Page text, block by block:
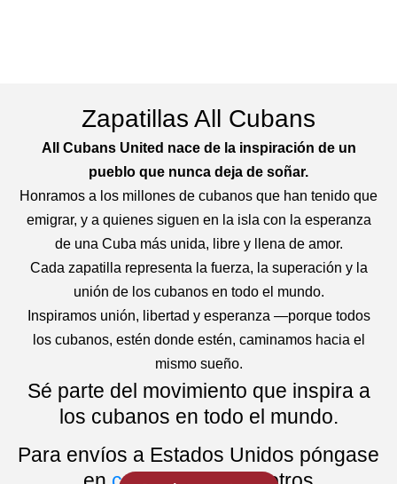
Zapatillas All Cubans
All Cubans United nace de la inspiración de un
pueblo que nunca deja de soñar.
Honramos a los millones de cubanos que han tenido que
emigrar, y a quienes siguen en la isla con la esperanza
de una Cuba más unida, libre y llena de amor.
Cada zapatilla representa la fuerza, la superación y la
unión de los cubanos en todo el mundo.
Inspiramos unión, libertad y esperanza —porque todos
los cubanos, estén donde estén, caminamos hacia el
mismo sueño.
Sé parte del movimiento que inspira a
los cubanos en todo el mundo.
Para envíos a Estados Unidos póngase